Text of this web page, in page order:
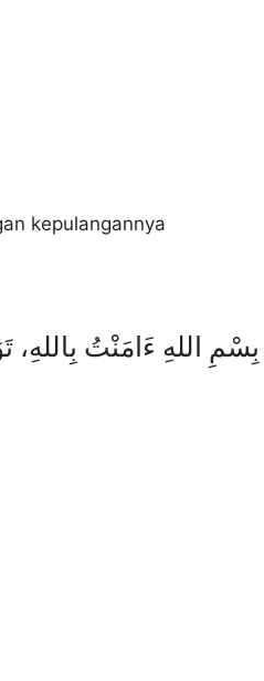
kepulangannya
بِسْمِ اللهِ ءَامَنْتُ بِاللهِ،